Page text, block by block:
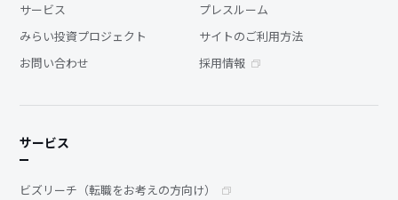
サービス
プレスルーム
みらい投資プロジェクト
サイトのご利用方法
お問い合わせ
採用情報
サービス
ビズリーチ（転職をお考えの方向け）